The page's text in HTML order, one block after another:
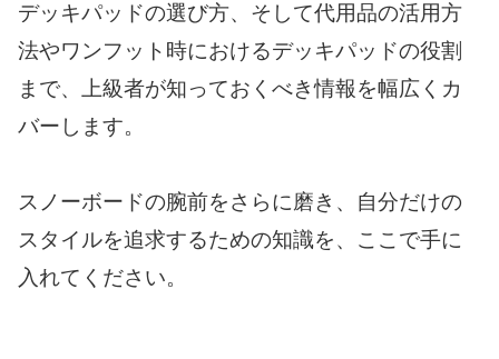
デッキパッドの選び方、そして代用品の活用方
法やワンフット時におけるデッキパッドの役割
まで、上級者が知っておくべき情報を幅広くカ
バーします。
スノーボードの腕前をさらに磨き、自分だけの
スタイルを追求するための知識を、ここで手に
入れてください。